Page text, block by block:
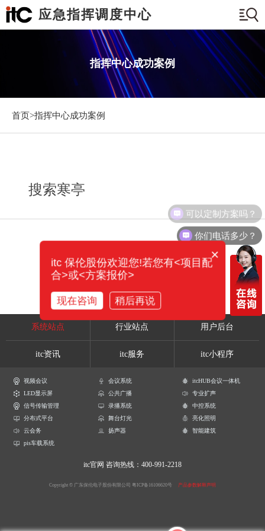
应急指挥调度中心
指挥中心成功案例
首页>指挥中心成功案例
搜索寒亭
系统站点 行业站点 用户后台
itc资讯 itc服务 itc小程序
视频会议 会议系统
itcHUB会议一体机
LED显示屏
公共广播
专业扩声
信号传输管理
录播系统
中控系统
分布式平台
舞台灯光
亮化照明
云会务
扬声器
智能建筑
pis车载系统
itc官网 咨询热线：400-991-2218
Copyright © 广东保伦电子股份有限公司 粤ICP备16106620号 产品参数解释声明
可以定制方案吗？
你们电话多少？
×
itc 保伦股份欢迎您!若您有<项目配
合>或<方案报价>
现在咨询 稍后再说